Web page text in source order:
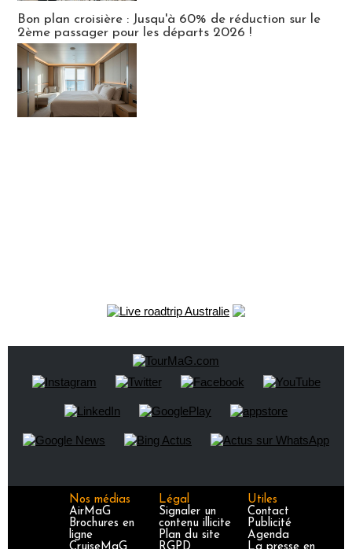
Bon plan croisière : Jusqu'à 60% de réduction sur le
2ème passager pour les départs 2026 !
Nos médias
AirMaG
Brochures en
ligne
Légal
Signaler un
contenu illicite
Plan du site
Utiles
Contact
Publicité
Agenda